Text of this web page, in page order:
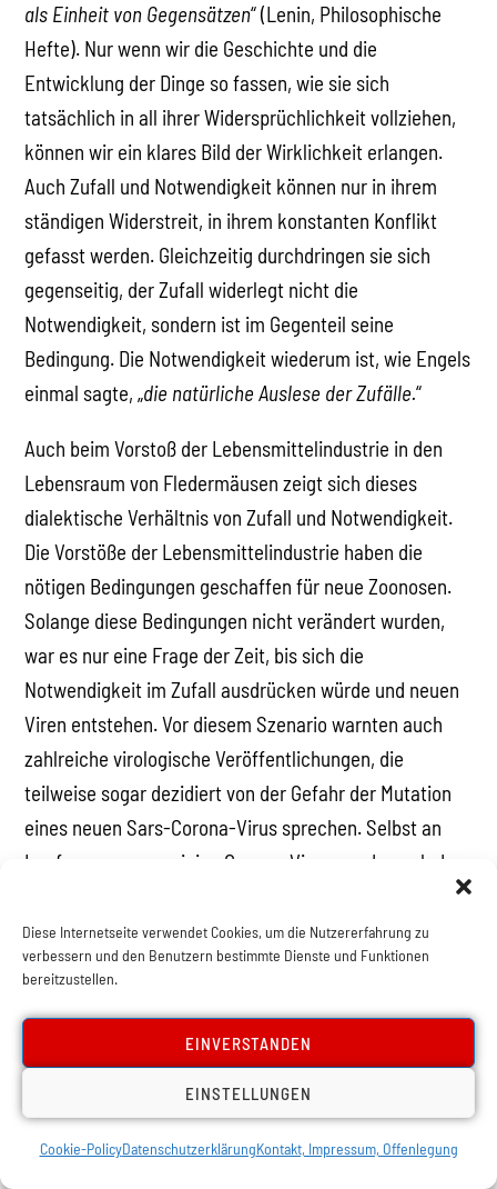
Diese Internetseite verwendet Cookies, um die Nutzererfahrung zu
verbessern und den Benutzern bestimmte Dienste und Funktionen
bereitzustellen.
EINVERSTANDEN
EINSTELLUNGEN
Cookie-PolicyDatenschutzerklärungKontakt, Impressum, Offenlegung
als Einheit von Gegensätzen“ (Lenin, Philosophische
Hefte). Nur wenn wir die Geschichte und die
Entwicklung der Dinge so fassen, wie sie sich
tatsächlich in all ihrer Widersprüchlichkeit vollziehen,
können wir ein klares Bild der Wirklichkeit erlangen.
Auch Zufall und Notwendigkeit können nur in ihrem
ständigen Widerstreit, in ihrem konstanten Konflikt
gefasst werden. Gleichzeitig durchdringen sie sich
gegenseitig, der Zufall widerlegt nicht die
Notwendigkeit, sondern ist im Gegenteil seine
Bedingung. Die Notwendigkeit wiederum ist, wie Engels
einmal sagte, „die natürliche Auslese der Zufälle.“
Auch beim Vorstoß der Lebensmittelindustrie in den
Lebensraum von Fledermäusen zeigt sich dieses
dialektische Verhältnis von Zufall und Notwendigkeit.
Die Vorstöße der Lebensmittelindustrie haben die
nötigen Bedingungen geschaffen für neue Zoonosen.
Solange diese Bedingungen nicht verändert wurden,
war es nur eine Frage der Zeit, bis sich die
Notwendigkeit im Zufall ausdrücken würde und neuen
Viren entstehen. Vor diesem Szenario warnten auch
zahlreiche virologische Veröffentlichungen, die
teilweise sogar dezidiert von der Gefahr der Mutation
eines neuen Sars-Corona-Virus sprechen. Selbst an
Impfungen gegen einige Corona-Viren wurde nach der
finanziert wurden, weil ein Impfstoff nicht profitabel
genug schien.
Der dialektische Materialismus befähigt uns die Dinge
in der Ganzheit ihrer widersprüchlichen Entwicklung zu
sehen und die Notwendigkeiten zu erkennen. Unseren
Ursprung in unbelebter Materie und die Rolle von Viren
in der Evolution zu verstehen, zeigt nur die Bedeutung